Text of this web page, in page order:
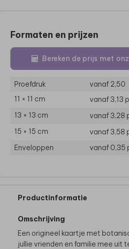
Formaten en prijzen
Bereken de prijs met
Proefdruk
vanaf 2,50
11 × 11 cm
vanaf 3,13
13 × 13 cm
vanaf 3,28
15 × 15 cm
vanaf 3,58
Enveloppen
vanaf 0,35
Productinformatie
Omschrijving
Een origineel kaartje met
jullie vrienden en familie mee uit